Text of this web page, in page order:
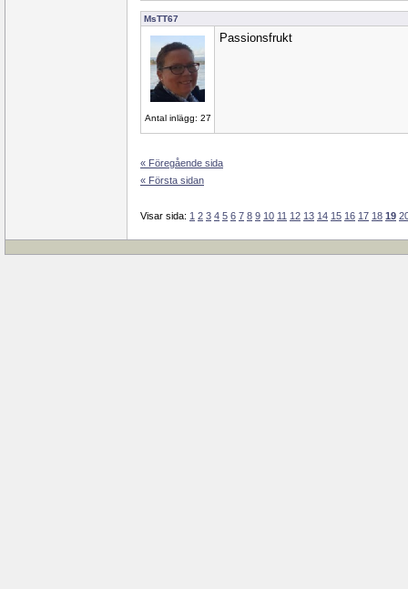
MsTT67
Antal inlägg: 27
Passionsfrukt
« Föregående sida
« Första sidan
Visar sida: 1 2 3 4 5 6 7 8 9 10 11 12 13 14 15 16 17 18 19